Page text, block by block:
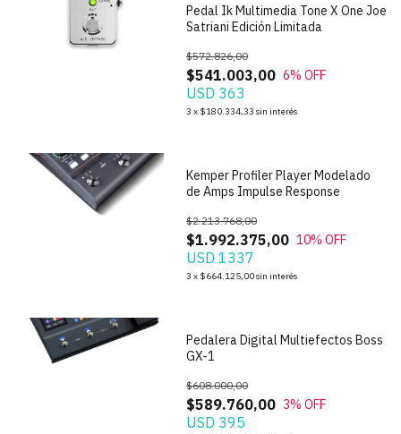
Pedal Ik Multimedia Tone X One Joe
Satriani Edición Limitada
$541.003,00
$572.826,00
6% OFF
USD 363
3 x $180.334,33 sin interés
Kemper Profiler Player Modelado
de Amps Impulse Response
$1.992.375,00
$2.213.768,00
10% OFF
USD 1337
3 x $664.125,00sin interés
Pedalera Digital Multiefectos Boss
GX-1
$589.760,00
$608.000,00
3% OFF
USD 395